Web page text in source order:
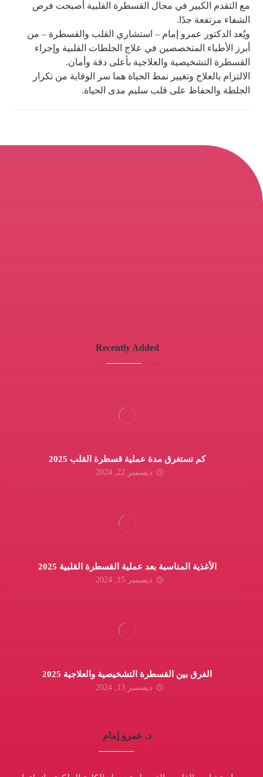
مع التقدم الكبير في مجال القسطرة القلبية أصبحت فرص
الشفاء مرتفعة جدًا.
ويُعد الدكتور عمرو إمام – استشاري القلب والقسطرة – من
أبرز الأطباء المتخصصين في علاج الجلطات القلبية وإجراء
القسطرة التشخيصية والعلاجية بأعلى دقة وأمان.
الالتزام بالعلاج وتغيير نمط الحياة هما سر الوقاية من تكرار
الجلطة والحفاظ على قلب سليم مدى الحياة.
Recently Added
كم تستغرق مدة عملية قسطرة القلب 2025
ديسمبر 22, 2024
الأغذية المناسبة بعد عملية القسطرة القلبية 2025
ديسمبر 15, 2024
الفرق بين القسطرة التشخيصية والعلاجية 2025
ديسمبر 13, 2024
د. عمرو إمام